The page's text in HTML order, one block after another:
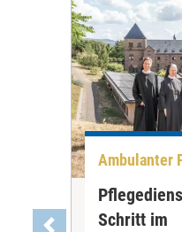
Ambulanter
Schritt im